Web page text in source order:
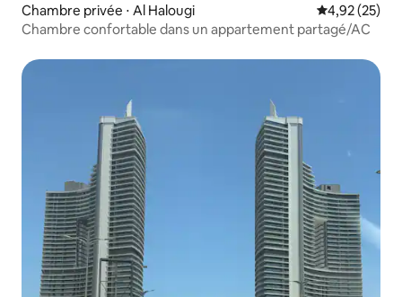
Chambre privée ⋅ Al Halougi Évaluation
4,92 (25)
Chambre confortable dans un appartement partagé/AC